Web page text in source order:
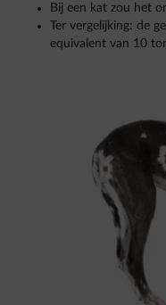
Bij een kat zou het
Ter vergelijking: de
equivalent van 10